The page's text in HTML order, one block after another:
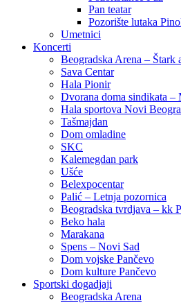
Pan teatar
Pozorište lutaka
Umetnici
Koncerti
Beogradska Arena – Štark
Sava Centar
Hala Pionir
Dvorana doma sindikata –
Hala sportova Novi
Tašmajdan
Dom omladine
SKC
Kalemegdan park
Ušće
Belexpocentar
Palić – Letnja pozornica
Beogradska tvrdjava – kk
Beko hala
Marakana
Spens – Novi Sad
Dom vojske Pančevo
Dom kulture Pančevo
Sportski dogadjaji
Beogradska Arena